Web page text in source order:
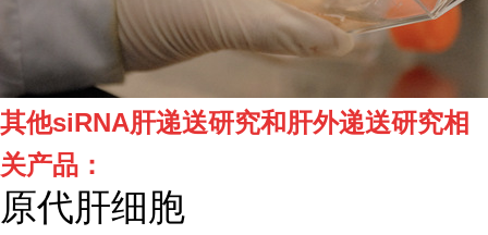
其他siRNA肝递送研究和肝外递送研究相
关产品：
原代肝细胞